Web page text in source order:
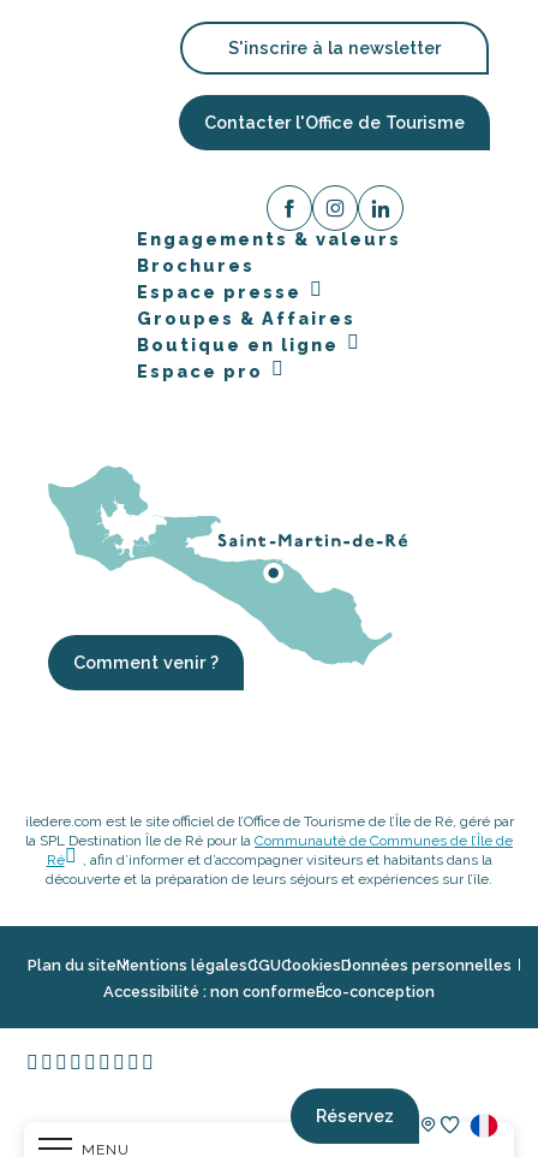
MENU
Réservez
S'inscrire à la newsletter
Contacter l'Office de Tourisme
Engagements & valeurs
Brochures
Espace presse
Groupes & Affaires
Boutique en ligne
Espace pro
Comment venir ?
iledere.com est le site officiel de l’Office de Tourisme de l’Île de Ré, géré par
la SPL Destination Île de Ré pour la Communauté de Communes de l’Île de
Ré
, afin d’informer et d’accompagner visiteurs et habitants dans la
découverte et la préparation de leurs séjours et expériences sur l’île.
Plan du siteMentions légalesCGUCookiesDonnées personnelles
Accessibilité : non conformeÉco-conception